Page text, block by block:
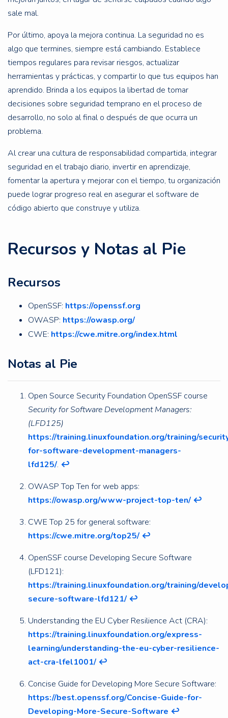
sale mal.
Por último, apoya la mejora continua. La seguridad no es
algo que termines, siempre está cambiando. Establece
tiempos regulares para revisar riesgos, actualizar
herramientas y prácticas, y compartir lo que tus equipos han
aprendido. Brinda a los equipos la libertad de tomar
decisiones sobre seguridad temprano en el proceso de
desarrollo, no solo al final o después de que ocurra un
problema.
Al crear una cultura de responsabilidad compartida, integrar
seguridad en el trabajo diario, invertir en aprendizaje,
fomentar la apertura y mejorar con el tiempo, tu organización
puede lograr progreso real en asegurar el software de
código abierto que construye y utiliza.
Recursos y Notas al Pie
Recursos
OpenSSF: https://openssf.org
OWASP: https://owasp.org/
CWE: https://cwe.mitre.org/index.html
Notas al Pie
Open Source Security Foundation OpenSSF course
Security for Software Development Managers:
(LFD125)
https://training.linuxfoundation.org/training/
for-software-development-managers-
lfd125/. ↩︎
OWASP Top Ten for web apps:
https://owasp.org/www-project-top-ten/ ↩︎
CWE Top 25 for general software:
https://cwe.mitre.org/top25/ ↩︎
OpenSSF course Developing Secure Software
(LFD121):
https://training.linuxfoundation.org/training/
secure-software-lfd121/ ↩︎
Understanding the EU Cyber Resilience Act (CRA):
https://training.linuxfoundation.org/express-
learning/understanding-the-eu-cyber-resilience-
act-cra-lfel1001/ ↩︎
Concise Guide for Developing More Secure Software:
https://best.openssf.org/Concise-Guide-for-
Developing-More-Secure-Software ↩︎